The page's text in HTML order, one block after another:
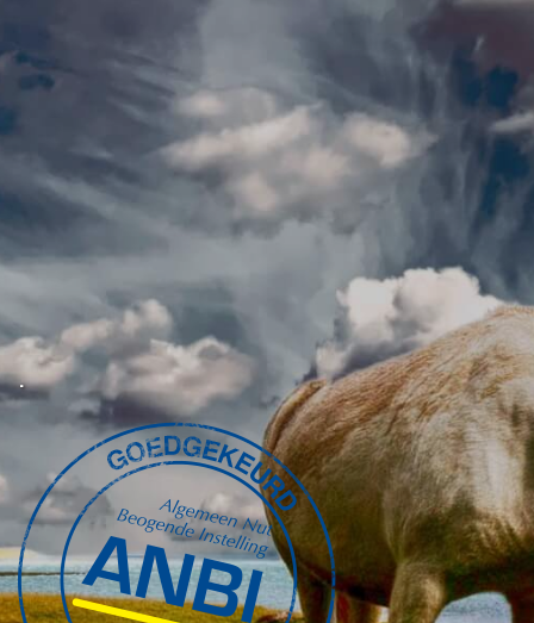
Carnaval 2017
Sinterklaas 2017
Stille PK’s (Donaties)
.